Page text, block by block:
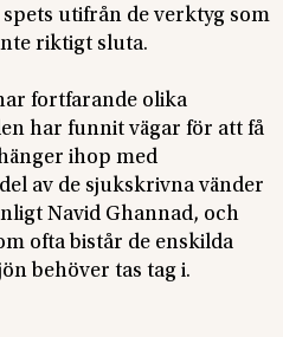
utifrån de verktyg som
riktigt sluta.
fortfarande olika
har funnit vägar för att få
ihop med
av de sjukskrivna vänder
Navid Ghannad, och
ofta bistår de enskilda
behöver tas tag i.